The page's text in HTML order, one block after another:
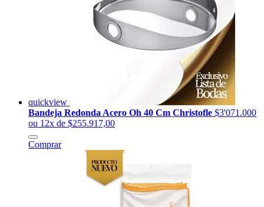
quickview
Bandeja Redonda Acero Oh 40 Cm Christofle $3'071.000
ou 12x de $255.917,00
Comprar